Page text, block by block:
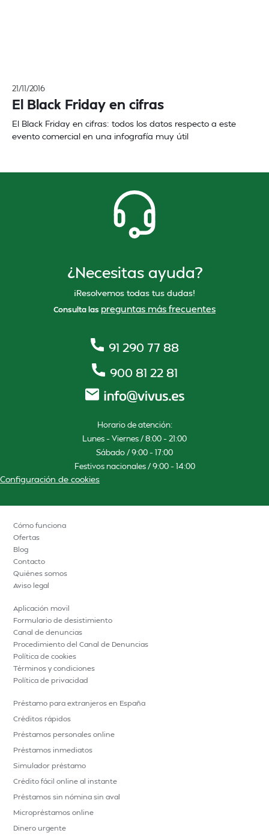
21/11/2016
El Black Friday en cifras
El Black Friday en cifras: todos los datos respecto a este
evento comercial en una infografía muy útil
¿Necesitas ayuda?
¡Resolvemos todas tus dudas!
Consulta las preguntas más frecuentes
91 290 77 88
900 81 22 81
Horario de atención:
Lunes – Viernes / 8:00 – 21:00
Sábado / 9:00 – 17:00
Festivos nacionales / 9:00 – 14:00
Configuración de cookies
Cómo funciona
Ofertas
Blog
Contacto
Quiénes somos
Aviso legal
Aplicación movil
Formulario de desistimiento
Canal de denuncias
Procedimiento del Canal de Denuncias
Política de cookies
Términos y condiciones
Política de privacidad
Préstamo para extranjeros en España
Créditos rápidos
Préstamos personales online
Préstamos inmediatos
Simulador préstamo
Crédito fácil online al instante
Préstamos sin nómina sin aval
Micropréstamos online
Dinero urgente